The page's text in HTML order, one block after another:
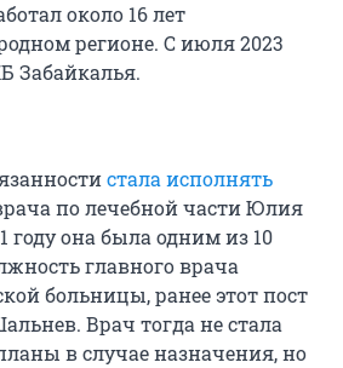
около 16 лет
регионе. С июля 2023
Забайкалья.
стала исполнять
по лечебной части Юлия
году она была одним из 10
главного врача
больницы, ранее этот пост
Врач тогда не стала
в случае назначения, но